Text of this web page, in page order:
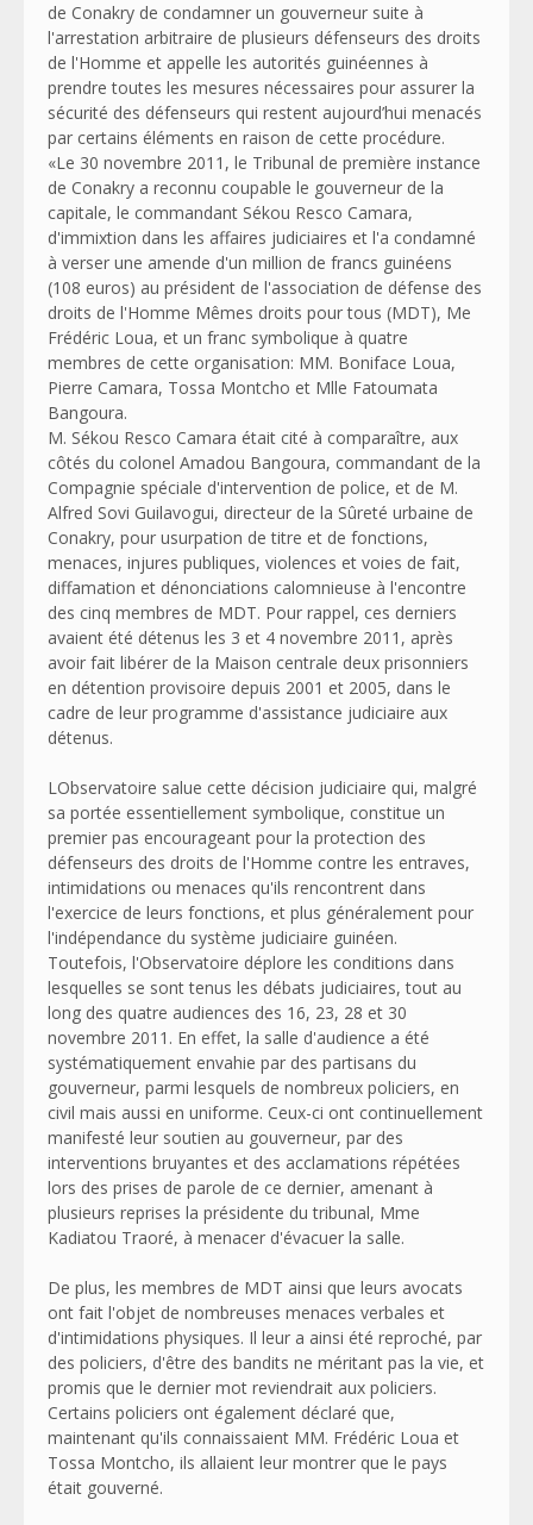
de Conakry de condamner un gouverneur suite à
l'arrestation arbitraire de plusieurs défenseurs des droits
de l'Homme et appelle les autorités guinéennes à
prendre toutes les mesures nécessaires pour assurer la
sécurité des défenseurs qui restent aujourd’hui menacés
par certains éléments en raison de cette procédure.
«Le 30 novembre 2011, le Tribunal de première instance
de Conakry a reconnu coupable le gouverneur de la
capitale, le commandant Sékou Resco Camara,
d'immixtion dans les affaires judiciaires et l'a condamné
à verser une amende d'un million de francs guinéens
(108 euros) au président de l'association de défense des
droits de l'Homme Mêmes droits pour tous (MDT), Me
Frédéric Loua, et un franc symbolique à quatre
membres de cette organisation: MM. Boniface Loua,
Pierre Camara, Tossa Montcho et Mlle Fatoumata
Bangoura.
M. Sékou Resco Camara était cité à comparaître, aux
côtés du colonel Amadou Bangoura, commandant de la
Compagnie spéciale d'intervention de police, et de M.
Alfred Sovi Guilavogui, directeur de la Sûreté urbaine de
Conakry, pour usurpation de titre et de fonctions,
menaces, injures publiques, violences et voies de fait,
diffamation et dénonciations calomnieuse à l'encontre
des cinq membres de MDT. Pour rappel, ces derniers
avaient été détenus les 3 et 4 novembre 2011, après
avoir fait libérer de la Maison centrale deux prisonniers
en détention provisoire depuis 2001 et 2005, dans le
cadre de leur programme d'assistance judiciaire aux
détenus.
LObservatoire salue cette décision judiciaire qui, malgré
sa portée essentiellement symbolique, constitue un
premier pas encourageant pour la protection des
défenseurs des droits de l'Homme contre les entraves,
intimidations ou menaces qu'ils rencontrent dans
l'exercice de leurs fonctions, et plus généralement pour
l'indépendance du système judiciaire guinéen.
Toutefois, l'Observatoire déplore les conditions dans
lesquelles se sont tenus les débats judiciaires, tout au
long des quatre audiences des 16, 23, 28 et 30
novembre 2011. En effet, la salle d'audience a été
systématiquement envahie par des partisans du
gouverneur, parmi lesquels de nombreux policiers, en
civil mais aussi en uniforme. Ceux-ci ont continuellement
manifesté leur soutien au gouverneur, par des
interventions bruyantes et des acclamations répétées
lors des prises de parole de ce dernier, amenant à
plusieurs reprises la présidente du tribunal, Mme
Kadiatou Traoré, à menacer d'évacuer la salle.
De plus, les membres de MDT ainsi que leurs avocats
ont fait l'objet de nombreuses menaces verbales et
d'intimidations physiques. Il leur a ainsi été reproché, par
des policiers, d'être des bandits ne méritant pas la vie, et
promis que le dernier mot reviendrait aux policiers.
Certains policiers ont également déclaré que,
maintenant qu'ils connaissaient MM. Frédéric Loua et
Tossa Montcho, ils allaient leur montrer que le pays
était gouverné.